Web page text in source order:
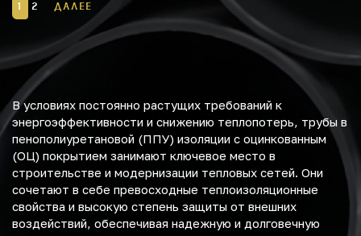
1 2 ДАЛЕЕ
В условиях постоянно растущих требований к
энергоэффективности и снижению теплопотерь, трубы в
пенополиуретановой (ППУ) изоляции с оцинкованным
(ОЦ) покрытием занимают ключевое место в
строительстве и модернизации тепловых сетей. Они
сочетают в себе превосходные теплоизоляционные
свойства и высокую степень защиты от внешних
воздействий, обеспечивая надежную и долговечную